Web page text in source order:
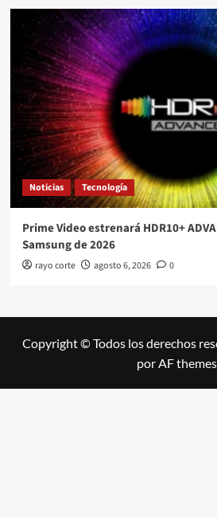
Noticias Tecnología
Prime Video estrenará HDR10+
Samsung de 2026
rayo corte agosto 6, 2026 0
Copyright © Todos los derechos
por AF